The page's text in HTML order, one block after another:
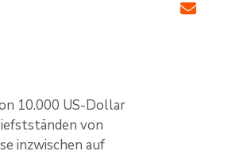
10.000 US-Dollar
von
inzwischen auf